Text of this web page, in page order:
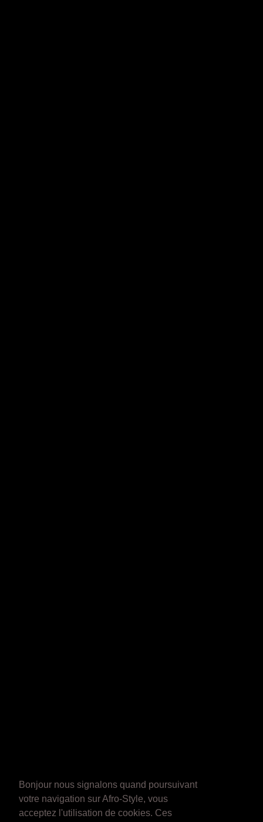
Bonjour nous signalons quand poursuivant
votre navigation sur Afro-Style, vous
acceptez l'utilisation de cookies. Ces